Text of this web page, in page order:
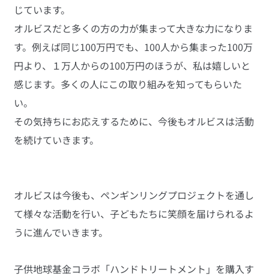
じています。
オルビスだと多くの方の力が集まって大きな力になりま
す。例えば同じ100万円でも、100人から集まった100万
円より、１万人からの100万円のほうが、私は嬉しいと
感じます。多くの人にこの取り組みを知ってもらいた
い。
その気持ちにお応えするために、今後もオルビスは活動
を続けていきます。
オルビスは今後も、ペンギンリングプロジェクトを通し
て様々な活動を行い、子どもたちに笑顔を届けられるよ
うに進んでいきます。
子供地球基金コラボ「ハンドトリートメント」を購入す